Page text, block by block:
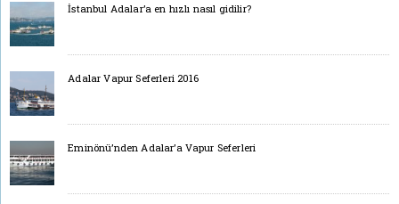
İstanbul Adalar’a en hızlı nasıl gidilir?
Adalar Vapur Seferleri 2016
Eminönü’nden Adalar’a Vapur Seferleri